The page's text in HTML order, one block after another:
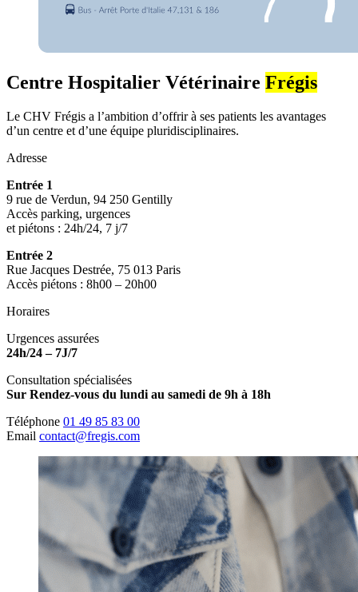
Centre Hospitalier Vétérinaire Frégis
Le CHV Frégis a l’ambition d’offrir à ses patients les avantages
d’un centre et d’une équipe pluridisciplinaires.
Adresse
Entrée 1
9 rue de Verdun, 94 250 Gentilly
Accès parking, urgences
et piétons : 24h/24, 7 j/7
Entrée 2
Rue Jacques Destrée, 75 013 Paris
Accès piétons : 8h00 – 20h00
Horaires
Urgences assurées
24h/24 – 7J/7
Consultation spécialisées
Sur Rendez-vous du lundi au samedi de 9h à 18h
Téléphone 01 49 85 83 00
Email contact@fregis.com